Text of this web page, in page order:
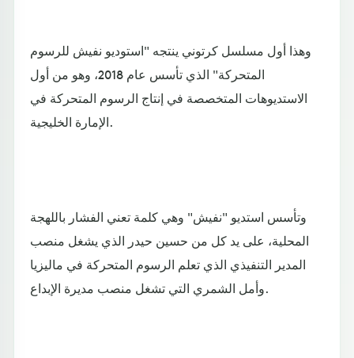
وهذا أول مسلسل كرتوني ينتجه "استوديو نفيش للرسوم
المتحركة" الذي تأسس عام 2018، وهو من أول
الاستديوهات المتخصصة في إنتاج الرسوم المتحركة في
الإمارة الخليجية.
وتأسس استديو "نفيش" وهي كلمة تعني الفشار باللهجة
المحلية، على يد كل من حسين حيدر الذي يشغل منصب
المدير التنفيذي الذي تعلم الرسوم المتحركة في ماليزيا
وأمل الشمري التي تشغل منصب مديرة الإبداع.